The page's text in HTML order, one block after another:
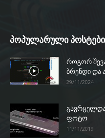
პოპულარული პოსტები
როგორ
ბრენდი და
29/11/2024
ფოტო
11/11/2019